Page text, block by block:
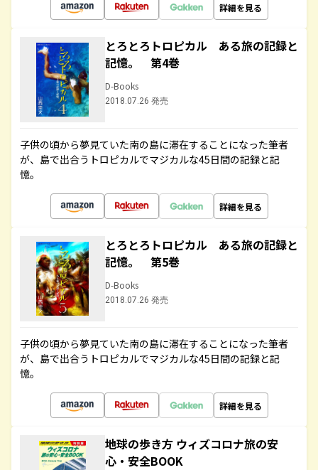
詳細を見る
とろとろトロピカル ある旅の記録と
記憶。 第4巻
D-Books
2018.07.26 発売
子供の頃から夢見ていた南の島に滞在することになった筆者
が、島で出合うトロピカルでマジカルな45日間の記録と記
憶。
詳細を見る
とろとろトロピカル ある旅の記録と
記憶。 第5巻
D-Books
2018.07.26 発売
子供の頃から夢見ていた南の島に滞在することになった筆者
が、島で出合うトロピカルでマジカルな45日間の記録と記
憶。
詳細を見る
地球の歩き方 ウィズコロナ旅の安
心・安全BOOK